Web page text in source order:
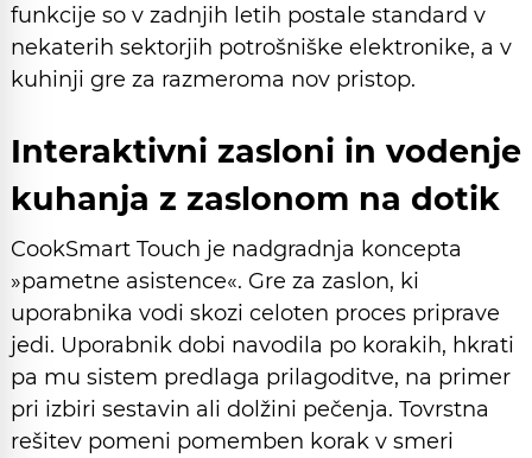
funkcije so v zadnjih letih postale standard v
nekaterih sektorjih potrošniške elektronike, a v
kuhinji gre za razmeroma nov pristop.
Interaktivni zasloni in vodenje
kuhanja z zaslonom na dotik
CookSmart Touch je nadgradnja koncepta
»pametne asistence«. Gre za zaslon, ki
uporabnika vodi skozi celoten proces priprave
jedi. Uporabnik dobi navodila po korakih, hkrati
pa mu sistem predlaga prilagoditve, na primer
pri izbiri sestavin ali dolžini pečenja. Tovrstna
rešitev pomeni pomemben korak v smeri